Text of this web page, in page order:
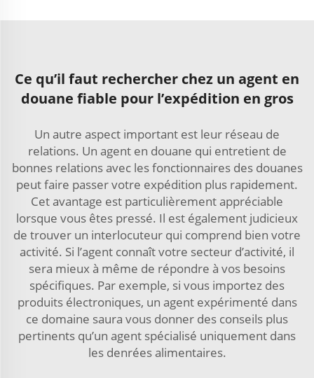
Ce qu’il faut rechercher chez un agent en
douane fiable pour l’expédition en gros
Un autre aspect important est leur réseau de
relations. Un agent en douane qui entretient de
bonnes relations avec les fonctionnaires des douanes
peut faire passer votre expédition plus rapidement.
Cet avantage est particulièrement appréciable
lorsque vous êtes pressé. Il est également judicieux
de trouver un interlocuteur qui comprend bien votre
activité. Si l’agent connaît votre secteur d’activité, il
sera mieux à même de répondre à vos besoins
spécifiques. Par exemple, si vous importez des
produits électroniques, un agent expérimenté dans
ce domaine saura vous donner des conseils plus
pertinents qu’un agent spécialisé uniquement dans
les denrées alimentaires.